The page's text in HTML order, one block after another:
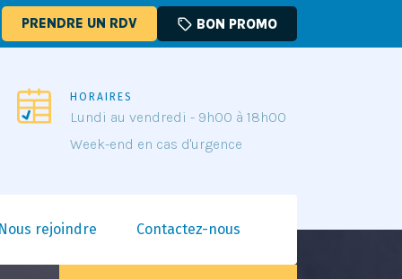
PRENDRE UN RDV sell BON PROMO
HORAIRES
Lundi au vendredi - 9h00 à 18h00
Week-end en cas d'urgence
Nous rejoindre Contactez-nous